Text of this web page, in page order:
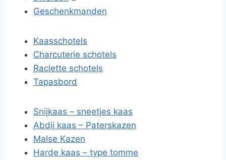
Geschenkmanden
Kaasschotels
Charcuterie schotels
Raclette schotels
Tapasbord
Snijkaas – sneetjes kaas
Abdij kaas – Paterskazen
Malse Kazen
Harde kaas – type tomme